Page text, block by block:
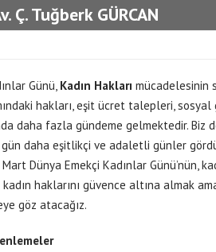
Ç. Tuğberk GÜRCAN
Günü, Kadın Hakları mücadelesinin
hakları, eşit ücret talepleri,
daha fazla gündeme gelmektedir. Biz
gün daha eşitlikçi ve adaletli günler
Dünya Emekçi Kadınlar Günü’nün,
haklarını güvence altına almak
göz atacağız.